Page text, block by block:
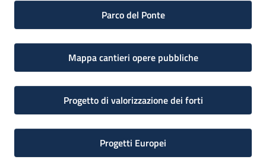
Parco del Ponte
Mappa cantieri opere pubbliche
Progetto di valorizzazione dei forti
Progetti Europei